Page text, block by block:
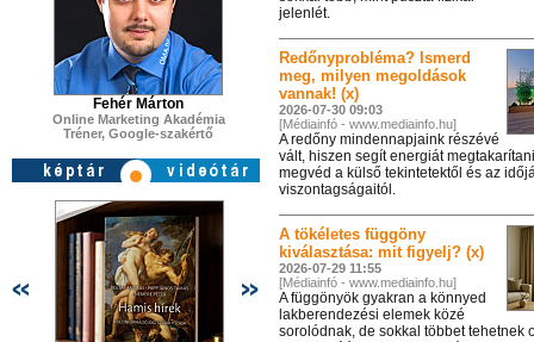
Fehér Márton
Online Marketing Akadémia
Tréner, Google-szakértő
Régi-új név, új időpont,
A Centrál Színház
Várudvarba
A Centrál Színház idén
rendezésében.
A hímzett ünnepi
Második alkalommal
stratégiai partnereként
jelenlét.
Redőnyprobléma? Ismerd
meg, milyen megoldások
vannak! (x)
2026-07-30 09:03
[Médiainfó - www.mediainfo.hu]
A redőny mindennapjaink részévé
vált, hiszen segít energiát
megvéd a külső tekintetektől és az
viszontagságaitól.
A tökéletes függöny
kiválasztása: mit figyelj? (x)
2026-07-29 11:55
[Médiainfó - www.mediainfo.hu]
A függönyök gyakran a könnyed
lakberendezési elemek közé
sorolódnak, de sokkal többet tehetnek